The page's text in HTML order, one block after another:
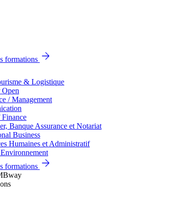
formations
& Logistique
/ Management
Banque Assurance et Notariat
Business
Humaines et Administratif
formations